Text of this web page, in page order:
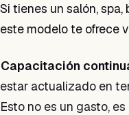
Si tienes un salón,
este modelo te ofrece
Capacitación
estar actualizado en
Esto no es un gasto,